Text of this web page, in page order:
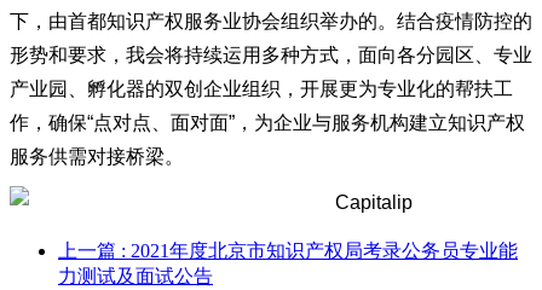
下，由首都知识产权服务业协会组织举办的。结合疫情防控的
形势和要求，我会将持续运用多种方式，面向各分园区、专业
产业园、孵化器的双创企业组织，开展更为专业化的帮扶工
作，确保“点对点、面对面”，为企业与服务机构建立知识产权
服务供需对接桥梁。
上一篇 : 2021年度北京市知识产权局考录公务员专业能
力测试及面试公告